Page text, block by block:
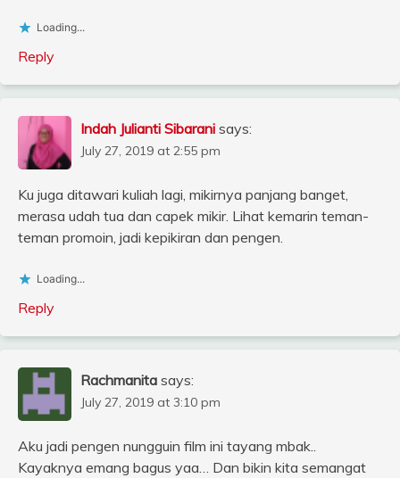
Loading...
Reply
Indah Julianti Sibarani says:
July 27, 2019 at 2:55 pm
Ku juga ditawari kuliah lagi, mikirnya panjang banget,
merasa udah tua dan capek mikir. Lihat kemarin teman-
teman promoin, jadi kepikiran dan pengen.
Loading...
Reply
Rachmanita says:
July 27, 2019 at 3:10 pm
Aku jadi pengen nungguin film ini tayang mbak..
Kayaknya emang bagus yaa… Dan bikin kita semangat